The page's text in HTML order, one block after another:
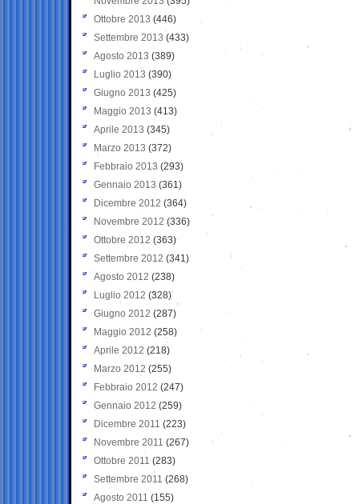
Ottobre 2013 (446)
Settembre 2013 (433)
Agosto 2013 (389)
Luglio 2013 (390)
Giugno 2013 (425)
Maggio 2013 (413)
Aprile 2013 (345)
Marzo 2013 (372)
Febbraio 2013 (293)
Gennaio 2013 (361)
Dicembre 2012 (364)
Novembre 2012 (336)
Ottobre 2012 (363)
Settembre 2012 (341)
Agosto 2012 (238)
Luglio 2012 (328)
Giugno 2012 (287)
Maggio 2012 (258)
Aprile 2012 (218)
Marzo 2012 (255)
Febbraio 2012 (247)
Gennaio 2012 (259)
Dicembre 2011 (223)
Novembre 2011 (267)
Ottobre 2011 (283)
Settembre 2011 (268)
Agosto 2011 (155)